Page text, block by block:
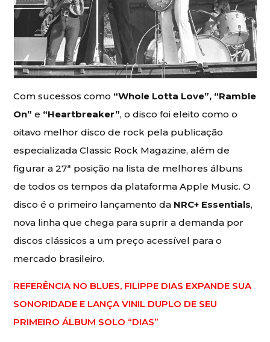
Com sucessos como “Whole Lotta Love”, “Ramble
On” e “Heartbreaker”, o disco foi eleito como o
oitavo melhor disco de rock pela publicação
especializada Classic Rock Magazine, além de
figurar a 27ª posição na lista de melhores álbuns
de todos os tempos da plataforma Apple Music. O
disco é o primeiro lançamento da NRC+ Essentials,
nova linha que chega para suprir a demanda por
discos clássicos a um preço acessível para o
mercado brasileiro.
REFERÊNCIA NO BLUES, FILIPPE DIAS EXPANDE SUA
SONORIDADE E LANÇA VINIL DUPLO DE SEU
PRIMEIRO ÁLBUM SOLO “DIAS”